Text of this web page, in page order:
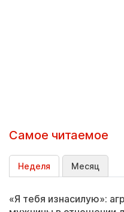
Самое читаемое
Неделя Месяц
«Я тебя изнасилую»: